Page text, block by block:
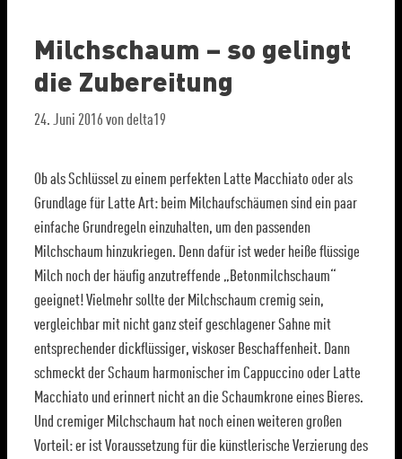
Milchschaum – so gelingt
die Zubereitung
24. Juni 2016vondelta19
Ob als Schlüssel zu einem perfekten Latte Macchiato oder als
Grundlage für Latte Art: beim Milchaufschäumen sind ein paar
einfache Grundregeln einzuhalten, um den passenden
Milchschaum hinzukriegen. Denn dafür ist weder heiße flüssige
Milch noch der häufig anzutreffende „Betonmilchschaum“
geeignet! Vielmehr sollte der Milchschaum cremig sein,
vergleichbar mit nicht ganz steif geschlagener Sahne mit
entsprechender dickflüssiger, viskoser Beschaffenheit. Dann
schmeckt der Schaum harmonischer im Cappuccino oder Latte
Macchiato und erinnert nicht an die Schaumkrone eines Bieres.
Und cremiger Milchschaum hat noch einen weiteren großen
Vorteil: er ist Voraussetzung für die künstlerische Verzierung des